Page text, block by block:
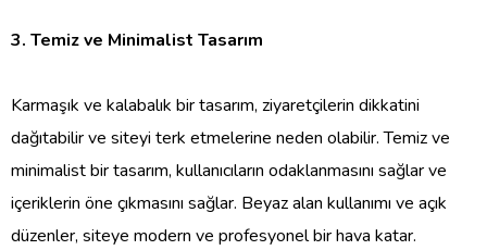
3. Temiz ve Minimalist Tasarım
Karmaşık ve kalabalık bir tasarım, ziyaretçilerin dikkatini
dağıtabilir ve siteyi terk etmelerine neden olabilir. Temiz ve
minimalist bir tasarım, kullanıcıların odaklanmasını sağlar ve
içeriklerin öne çıkmasını sağlar. Beyaz alan kullanımı ve açık
düzenler, siteye modern ve profesyonel bir hava katar.